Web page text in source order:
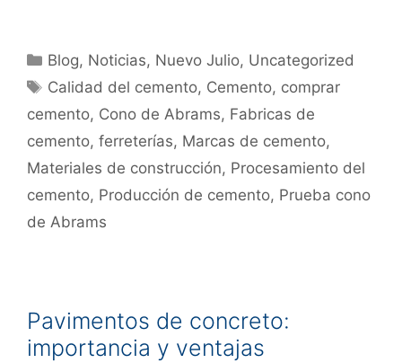
Blog, Noticias, Nuevo Julio, Uncategorized
Calidad del cemento, Cemento, comprar
cemento, Cono de Abrams, Fabricas de
cemento, ferreterías, Marcas de cemento,
Materiales de construcción, Procesamiento del
cemento, Producción de cemento, Prueba cono
de Abrams
Pavimentos de concreto:
importancia y ventajas